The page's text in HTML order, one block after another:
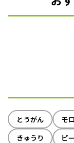
とうがん モ
きゅうり
ピ